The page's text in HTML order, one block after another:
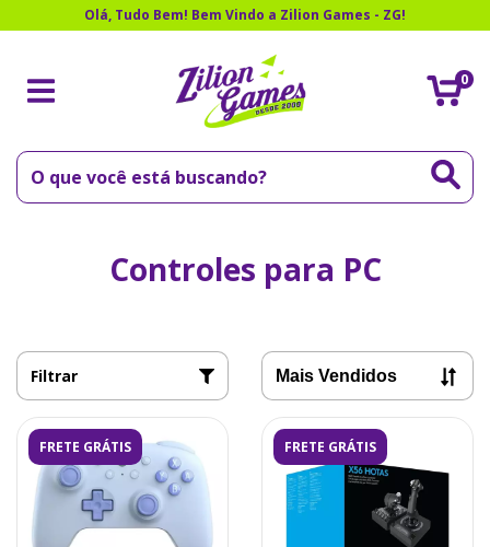
Olá, Tudo Bem! Bem Vindo a Zilion Games - ZG!
0
Controles para PC
Filtrar
FRETE GRÁTIS FRETE GRÁTIS